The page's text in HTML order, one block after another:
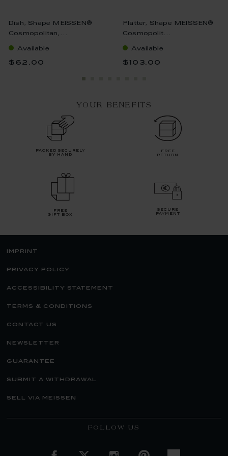
Dish, Shape MEISSEN®
Cosmopolitan,...
Available
$62.00
Platter, Shape MEISSEN®
Cosmopolit...
Available
$103.00
YOUR BENEFITS
packed securely
by hand
free
return
free
gift box
secure
payment
imprint
privacy policy
accessibility statement
terms & conditions
contact us
newsletter
guarantee
submit a withdrawal
sell via meissen
FOLLOW US